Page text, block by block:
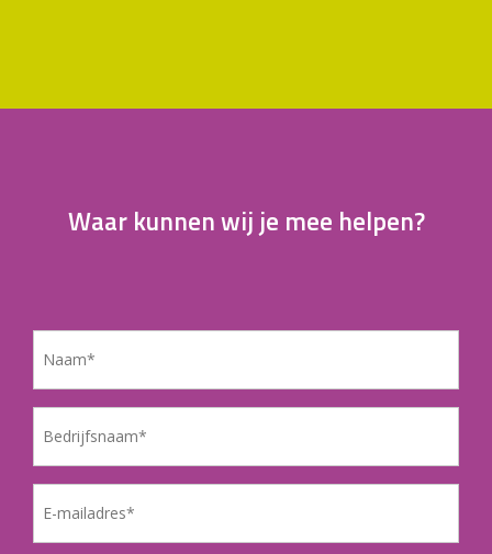
Waar kunnen wij je mee helpen?